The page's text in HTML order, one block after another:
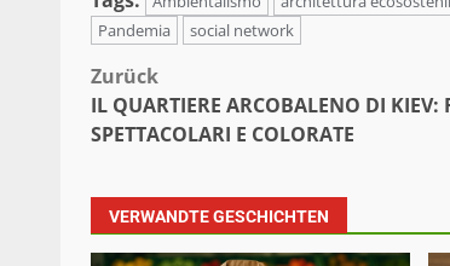
Pandemia
social network
Beitragsnavigation
Zurück
IL QUARTIERE ARCOBALENO DI KIEV:
SPETTACOLARI E COLORATE
VERWANDTE GESCHICHTEN